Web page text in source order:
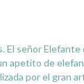
señor
apetito de
por el gran